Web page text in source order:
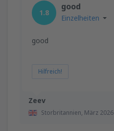
Zeev
Storbritannien, März 2026
1.8
good
Einzelheiten
good
Hilfreich!